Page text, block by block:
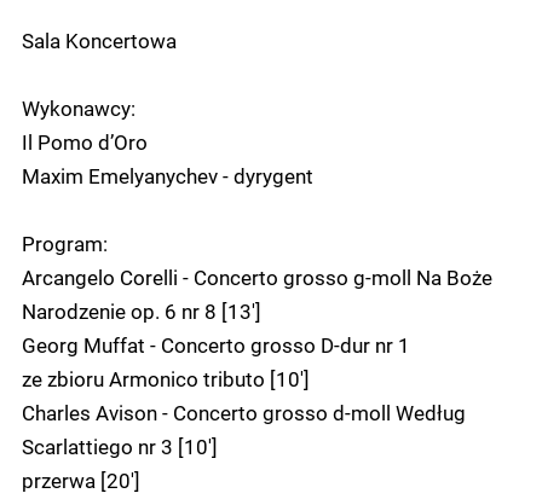
Sala Koncertowa
Wykonawcy:
Il Pomo d’Oro
Maxim Emelyanychev - dyrygent
Program:
Arcangelo Corelli - Concerto grosso g-moll Na Boże
Narodzenie op. 6 nr 8 [13']
Georg Muffat - Concerto grosso D-dur nr 1
ze zbioru Armonico tributo [10']
Charles Avison - Concerto grosso d-moll Według
Scarlattiego nr 3 [10']
przerwa [20']